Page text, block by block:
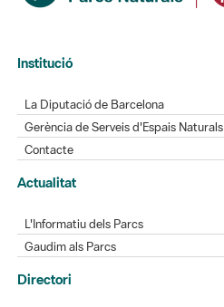
Institució
La Diputació de Barcelona
Gerència de Serveis d'Espais Naturals
Contacte
Actualitat
L'Informatiu dels Parcs
Gaudim als Parcs
Directori